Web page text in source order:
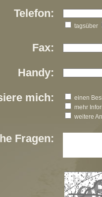
Telefon:
tagsüber
Fax:
Handy:
mich:
einen
mehr
weitere
Fragen: